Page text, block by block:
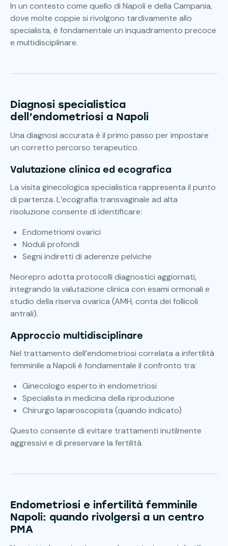
In un contesto come quello di Napoli e della Campania,
dove molte coppie si rivolgono tardivamente allo
specialista, è fondamentale un inquadramento precoce
e multidisciplinare.
Diagnosi specialistica
dell’endometriosi a Napoli
Una diagnosi accurata è il primo passo per impostare
un corretto percorso terapeutico.
Valutazione clinica ed ecografica
La visita ginecologica specialistica rappresenta il punto
di partenza. L’ecografia transvaginale ad alta
risoluzione consente di identificare:
Endometriomi ovarici
Noduli profondi
Segni indiretti di aderenze pelviche
Neorepro adotta protocolli diagnostici aggiornati,
integrando la valutazione clinica con esami ormonali e
studio della riserva ovarica (AMH, conta dei follicoli
antrali).
Approccio multidisciplinare
Nel trattamento dell’endometriosi correlata a infertilità
femminile a Napoli è fondamentale il confronto tra:
Ginecologo esperto in endometriosi
Specialista in medicina della riproduzione
Chirurgo laparoscopista (quando indicato)
Questo consente di evitare trattamenti inutilmente
aggressivi e di preservare la fertilità.
Endometriosi e infertilità femminile
Napoli: quando rivolgersi a un centro
PMA